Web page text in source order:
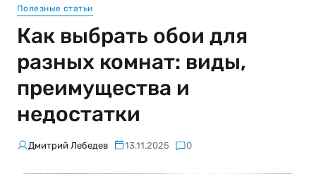
Полезные статьи
Как выбрать обои для
разных комнат: виды,
преимущества и
недостатки
Дмитрий Лебедев 13.11.2025 0